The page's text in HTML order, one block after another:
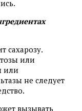
сахарозу.
или
или
не следует
вызывать